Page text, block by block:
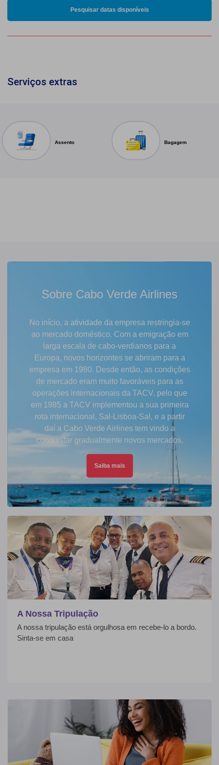
Pesquisar datas disponíveis
Serviços extras
Assento Bagagem
Sobre Cabo Verde Airlines
No início, a atividade da empresa restringia-se
ao mercado doméstico. Com a emigração em
larga escala de cabo-verdianos para a
Europa, novos horizontes se abriram para a
empresa em 1980. Desde então, as condições
de mercado eram muito favoráveis para as
operações internacionais da TACV, pelo que
em 1985 a TACV implementou a sua primeira
rota internacional, Sal-Lisboa-Sal, e a partir
daí a Cabo Verde Airlines tem vindo a
conquistar gradualmente novos mercados.
Saiba mais
A Nossa Tripulação
A nossa tripulação está orgulhosa em recebe-lo a bordo.
Sinta-se em casa